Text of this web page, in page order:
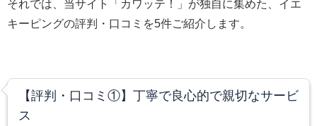
それでは、当サイト「カワッテ！」が独自に集めた、イエ
キーピングの評判・口コミを5件ご紹介します。
【評判・口コミ①】丁寧で良心的で親切なサービ
ス